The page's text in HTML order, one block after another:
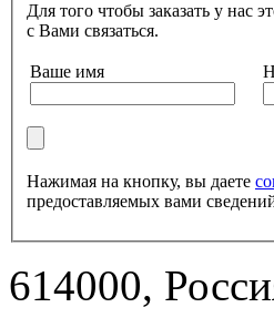
Для того чтобы заказать у
с Вами связаться.
Ваше имя
Нажимая на кнопку, вы даете
предоставляемых вами
614000,